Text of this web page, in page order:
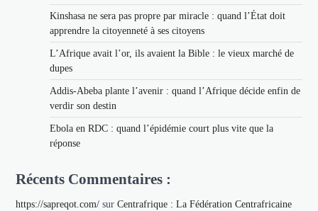
Kinshasa ne sera pas propre par miracle : quand l’État doit
apprendre la citoyenneté à ses citoyens
L’Afrique avait l’or, ils avaient la Bible : le vieux marché de
dupes
Addis-Abeba plante l’avenir : quand l’Afrique décide enfin de
verdir son destin
Ebola en RDC : quand l’épidémie court plus vite que la
réponse
Récents Commentaires :
https://sapreqot.com/ surCentrafrique : La Fédération Centrafricaine